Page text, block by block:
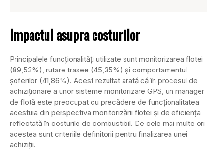
Impactul asupra costurilor
Principalele funcţionalităţi utilizate sunt monitorizarea flotei
(89,53%), rutare trasee (45,35%) şi comportamentul
şoferilor (41,86%). Acest rezultat arată că în procesul de
achiziţionare a unor sisteme monitorizare GPS, un manager
de flotă este preocupat cu precădere de funcţionalitatea
acestuia din perspectiva monitorizării flotei şi de eficienţa
reflectată în costurile de combustibil. De cele mai multe ori
acestea sunt criteriile definitorii pentru finalizarea unei
achiziţii.